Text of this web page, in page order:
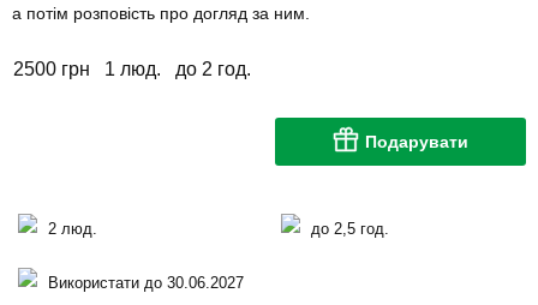
а потім розповість про догляд за ним.
2500 грн 1 люд. до 2 год.
Подарувати
2 люд. до 2,5 год.
Використати до 30.06.2027